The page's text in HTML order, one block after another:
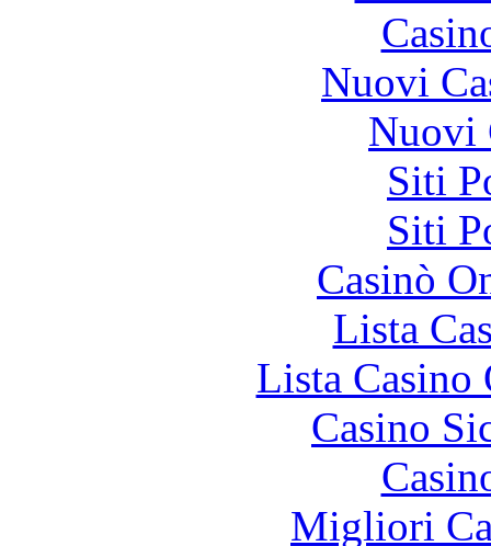
Nuovi
Nuovi
Siti
Siti
Casinò
Lista
Lista
Casino
Migliori